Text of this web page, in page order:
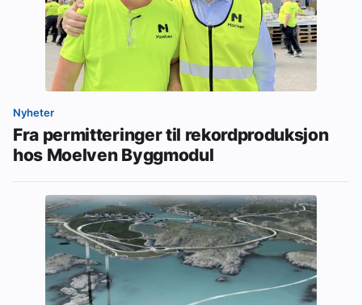
Nyheter
Fra permitteringer til rekordproduksjon
hos Moelven Byggmodul